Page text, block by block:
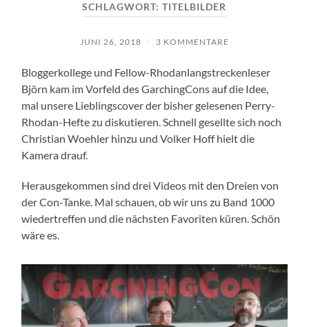
SCHLAGWORT:TITELBILDER
JUNI 26, 2018 / 3 KOMMENTARE
Bloggerkollege und Fellow-Rhodanlangstreckenleser
Björn kam im Vorfeld des GarchingCons auf die Idee,
mal unsere Lieblingscover der bisher gelesenen Perry-
Rhodan-Hefte zu diskutieren. Schnell gesellte sich noch
Christian Woehler hinzu und Volker Hoff hielt die
Kamera drauf.
Herausgekommen sind drei Videos mit den Dreien von
der Con-Tanke. Mal schauen, ob wir uns zu Band 1000
wiedertreffen und die nächsten Favoriten küren. Schön
wäre es.